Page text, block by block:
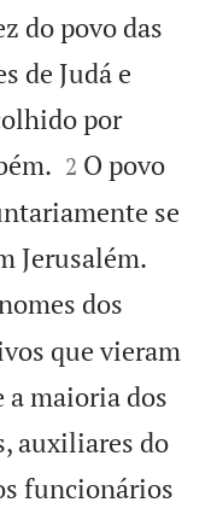
do povo das
de Judá e
por


2 O povo
se
Jerusalém.
dos
que vieram
a maioria dos
auxiliares do
funcionários